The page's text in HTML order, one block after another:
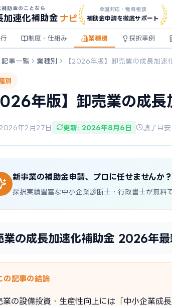
助金のことなら
加速化補助金 ナビ
全国対応・無料相談
補助金申請を徹底サポート
制度・仕組み 業種別 採択事例
記事一覧 業種別 【2026年版】卸売業の成長加速
別
年版】卸売業の成
年2月27日 更新: 2026年8月6日 読了目
新事業の補助金申請、プロに任せませんか？
採択実績豊富な中小企業診断士・行政書士が無料
業の成長加速化補助金 2026年最
の記事の結論
業の設備投資・生産性向上には「中小企業成